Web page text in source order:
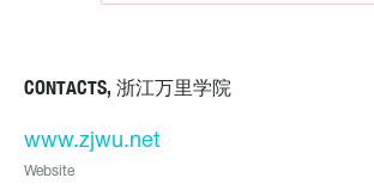
CONTACTS, 浙江万里学院
www.zjwu.net
Website